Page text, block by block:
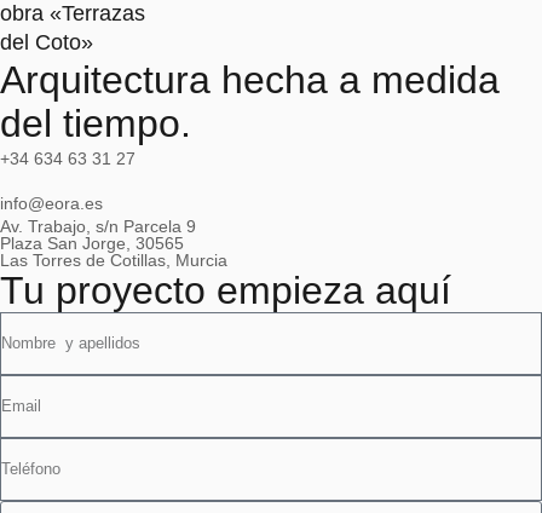
obra «Terrazas
del Coto»
Arquitectura hecha a medida
del tiempo.
+34 634 63 31 27
info@eora.es
Av. Trabajo, s/n Parcela 9
Plaza San Jorge, 30565
Las Torres de Cotillas, Murcia
Tu proyecto empieza aquí